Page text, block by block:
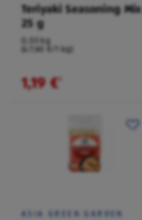
Teriyaki Seasoning Mix
25 g
0,03 kg
(47,60 €/1 kg)
1,19 €¹
ASIA GREEN GARDEN